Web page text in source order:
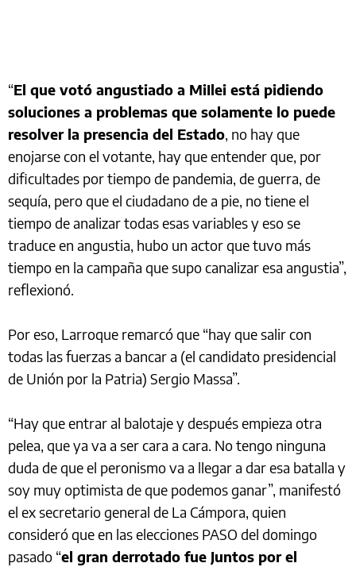
“El que votó angustiado a MiIlei está pidiendo
soluciones a problemas que solamente lo puede
resolver la presencia del Estado, no hay que
enojarse con el votante, hay que entender que, por
dificultades por tiempo de pandemia, de guerra, de
sequía, pero que el ciudadano de a pie, no tiene el
tiempo de analizar todas esas variables y eso se
traduce en angustia, hubo un actor que tuvo más
tiempo en la campaña que supo canalizar esa angustia”,
reflexionó.
Por eso, Larroque remarcó que “hay que salir con
todas las fuerzas a bancar a (el candidato presidencial
de Unión por la Patria) Sergio Massa”.
“Hay que entrar al balotaje y después empieza otra
pelea, que ya va a ser cara a cara. No tengo ninguna
duda de que el peronismo va a llegar a dar esa batalla y
soy muy optimista de que podemos ganar”, manifestó
el ex secretario general de La Cámpora, quien
consideró que en las elecciones PASO del domingo
pasado “el gran derrotado fue Juntos por el